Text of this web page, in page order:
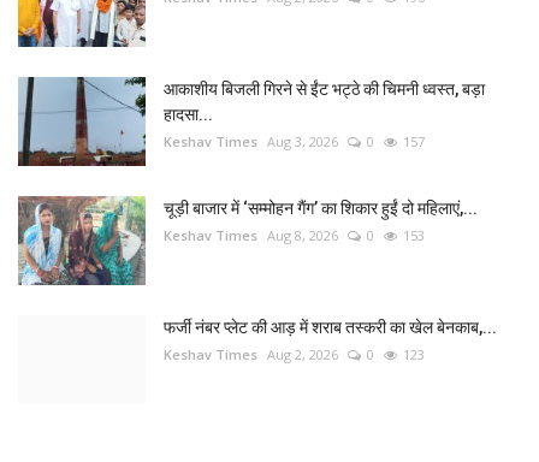
आकाशीय बिजली गिरने से ईंट भट्ठे की चिमनी ध्वस्त, बड़ा
हादसा...
Keshav Times Aug 3, 2026 0 157
चूड़ी बाजार में ‘सम्मोहन गैंग’ का शिकार हुईं दो महिलाएं,...
Keshav Times Aug 8, 2026 0 153
फर्जी नंबर प्लेट की आड़ में शराब तस्करी का खेल बेनकाब,...
Keshav Times Aug 2, 2026 0 123